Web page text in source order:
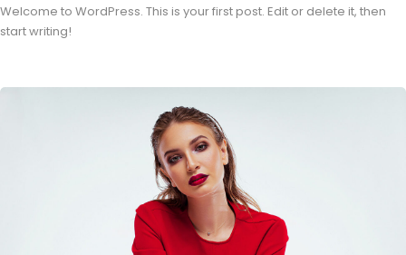
Welcome to WordPress. This is your first post. Edit or delete it, then
start writing!